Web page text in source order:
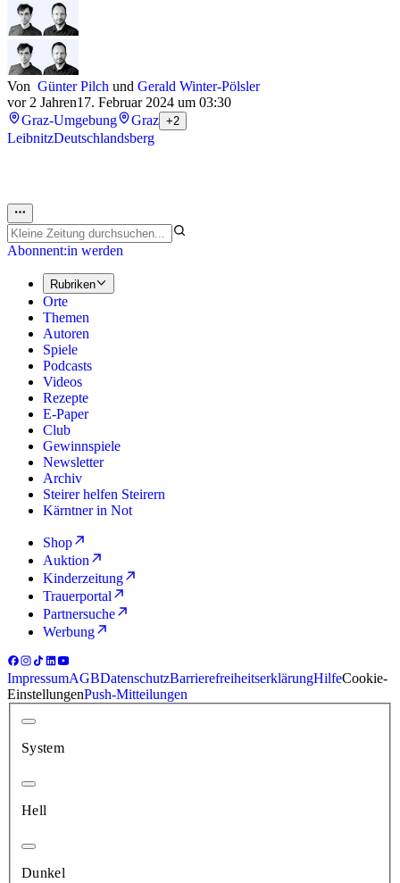
Von Günter Pilch und Gerald Winter-Pölsler
vor 2 Jahren17. Februar 2024 um 03:30
Graz-Umgebung
Graz +2
LeibnitzDeutschlandsberg
Abonnent:in werden
Rubriken
Orte
Themen
Autoren
Spiele
Podcasts
Videos
Rezepte
E-Paper
Club
Gewinnspiele
Newsletter
Archiv
Steirer helfen Steirern
Kärntner in Not
Shop
Auktion
Kinderzeitung
Trauerportal
Partnersuche
Werbung
ImpressumAGBDatenschutzBarrierefreiheitserklärungHilfeCookie-
EinstellungenPush-Mitteilungen
System
Hell
Dunkel